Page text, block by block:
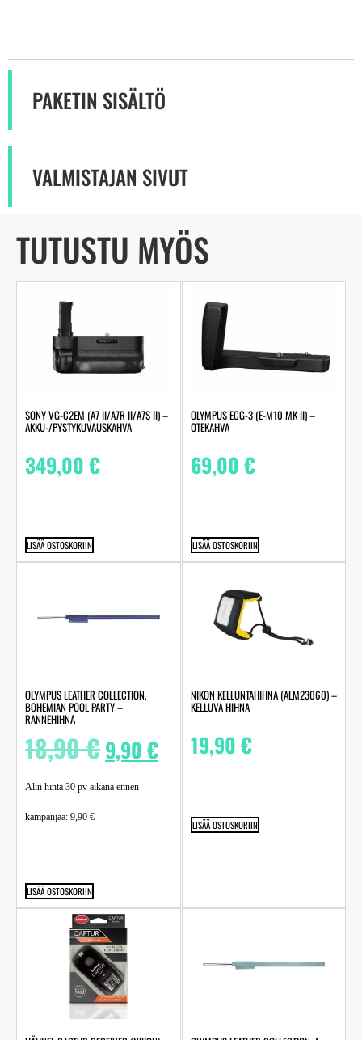
PAKETIN SISÄLTÖ
VALMISTAJAN SIVUT
TUTUSTU MYÖS
SONY VG-C2EM (A7 II/A7R II/A7S II) –
AKKU-/PYSTYKUVAUSKAHVA
349,00€
LISÄÄ OSTOSKORIIN
OLYMPUS ECG-3 (E-M10 MK II) –
OTEKAHVA
69,00€
LISÄÄ OSTOSKORIIN
OLYMPUS LEATHER COLLECTION,
BOHEMIAN POOL PARTY –
RANNEHIHNA
18,90€9,90€
Alin hinta 30 pv aikana ennen
kampanjaa: 9,90 €
LISÄÄ OSTOSKORIIN
NIKON KELLUNTAHIHNA (ALM23060) –
KELLUVA HIHNA
19,90€
LISÄÄ OSTOSKORIIN